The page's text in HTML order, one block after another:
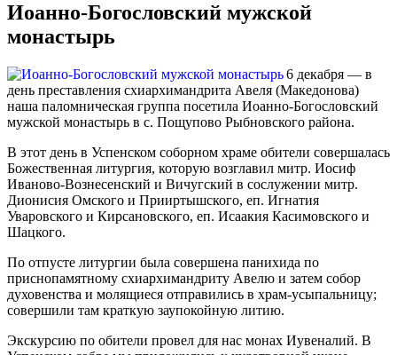
Иоанно-Богословский мужской
монастырь
6 декабря — в
день преставления схиархимандрита Авеля (Македонова)
наша паломническая группа посетила Иоанно-Богословский
мужской монастырь в с. Пощупово Рыбновского района.
В этот день в Успенском соборном храме обители совершалась
Божественная литургия, которую возглавил митр. Иосиф
Иваново-Вознесенский и Вичугский в сослужении митр.
Дионисия Омского и Прииртышского, еп. Игнатия
Уваровского и Кирсановского, еп. Исаакия Касимовского и
Шацкого.
По отпусте литургии была совершена панихида по
приснопамятному схиархимандриту Авелю и затем собор
духовенства и молящиеся отправились в храм-усыпальницу;
совершили там краткую заупокойную литию.
Экскурсию по обители провел для нас монах Иувеналий. В